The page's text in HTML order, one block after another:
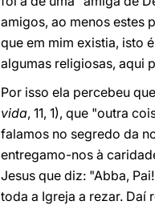
amigos, ao menos estes
que em mim existia, isto
algumas religiosas, aqui
Por isso ela percebeu
vida, 11, 1), que "outra
falamos no segredo da
entregamo-nos à
Jesus que diz: "Abba,
toda a Igreja a rezar. Daí